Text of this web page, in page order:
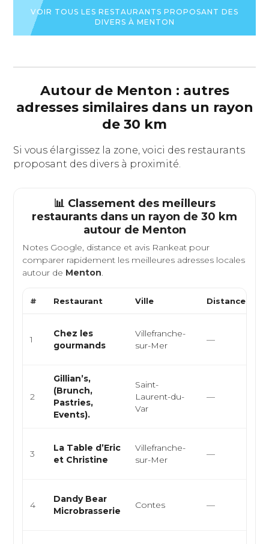
VOIR
LA
VOIR TOUS LES RESTAURANTS PROPOSANT DES
DIVERS À MENTON
Autour de Menton : autres
adresses similaires dans un rayon
de 30 km
Si vous élargissez la zone, voici des restaurants
proposant des divers à proximité.
📊 Classement des meilleurs
restaurants dans un rayon de 30 km
autour de Menton
Notes Google, distance et avis Rankeat pour
comparer rapidement les meilleures adresses locales
autour de Menton.
# Restaurant Ville Distance
1
Chez les
gourmands
Villefranche-
sur-Mer
—
2
Gillian’s,
(Brunch,
Pastries,
Events).
Saint-
Laurent-du-
Var
—
3
La Table d’Eric
et Christine
Villefranche-
sur-Mer
—
4
Dandy Bear
Microbrasserie
Contes —